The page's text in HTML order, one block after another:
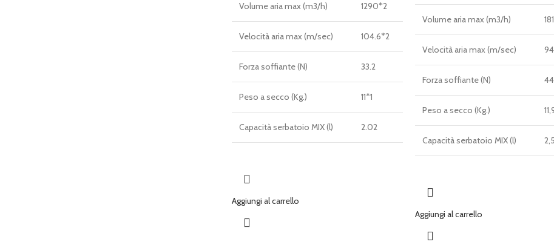
Volume aria max (m3/h) 1290*2
Velocità aria max (m/sec) 104.6*2
Forza soffiante (N) 33.2
Peso a secco (Kg.) 11*1
Capacità serbatoio MIX (l) 2.02
Aggiungi al carrello
Volume aria max (m3/h)
Velocità aria max (m/sec)
Forza soffiante (N)
Peso a secco (Kg.)
Capacità serbatoio MIX (l)
Aggiungi al carrello